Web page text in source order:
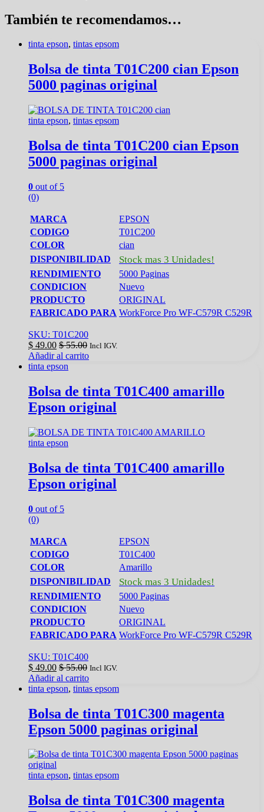
También te recomendamos…
tinta epson, tintas epsom
Bolsa de tinta T01C200 cian Epson
5000 paginas original
tinta epson, tintas epsom
Bolsa de tinta T01C200 cian Epson
5000 paginas original
0 out of 5
(0)
MARCA
EPSON
CODIGO
T01C200
COLOR
cian
DISPONIBILIDAD
Stock mas 3 Unidades!
RENDIMIENTO
5000 Paginas
CONDICION
Nuevo
PRODUCTO
ORIGINAL
FABRICADO PARA WorkForce Pro WF-C579R C529R
SKU: T01C200
$ 49.00 $55.00 Incl IGV.
Añadir al carrito
tinta epson
Bolsa de tinta T01C400 amarillo
Epson original
tinta epson
Bolsa de tinta T01C400 amarillo
Epson original
0 out of 5
(0)
MARCA
EPSON
CODIGO
T01C400
COLOR
Amarillo
DISPONIBILIDAD
Stock mas 3 Unidades!
RENDIMIENTO
5000 Paginas
CONDICION
Nuevo
PRODUCTO
ORIGINAL
FABRICADO PARA WorkForce Pro WF-C579R C529R
SKU: T01C400
$ 49.00 $55.00 Incl IGV.
Añadir al carrito
tinta epson, tintas epsom
Bolsa de tinta T01C300 magenta
Epson 5000 paginas original
tinta epson, tintas epsom
Bolsa de tinta T01C300 magenta